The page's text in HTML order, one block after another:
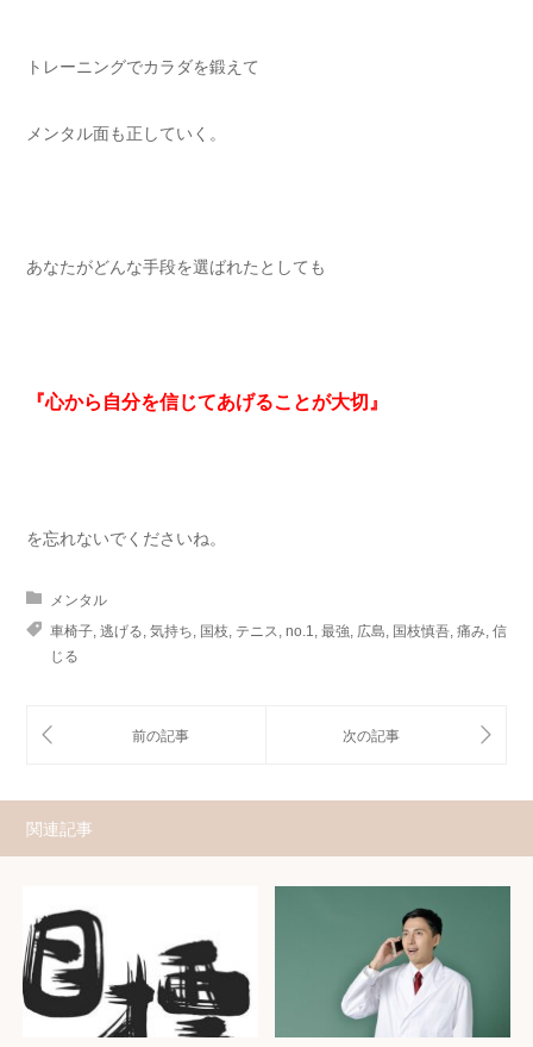
トレーニングでカラダを鍛えて
メンタル面も正していく。
あなたがどんな手段を選ばれたとしても
『心から自分を信じてあげることが大切』
を忘れないでくださいね。
メンタル
車椅子, 逃げる, 気持ち, 国枝, テニス, no.1, 最強, 広島, 国枝慎吾, 痛み, 信
じる
関連記事